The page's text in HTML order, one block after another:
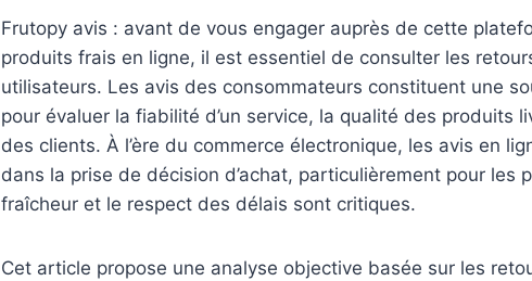
Frutopy avis : avant de vous engager auprès de cette
produits frais en ligne, il est essentiel de consulter les
utilisateurs. Les avis des consommateurs constituent une
pour évaluer la fiabilité d’un service, la qualité des produits
des clients. À l’ère du commerce électronique, les avis en
dans la prise de décision d’achat, particulièrement pour les
fraîcheur et le respect des délais sont critiques.
Cet article propose une analyse objective basée sur les